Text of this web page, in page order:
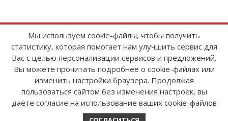
Copyright © 2008-2026FinanceTimes
Зарегистрировано в Роскомнадзоре
Свидетельство о регистрации СМИ:
серия Эл № ФС77-86300 от 10 ноября 2023 г
Мы используем cookie-файлы, чтобы получить
статистику, которая помогает нам улучшить сервис для
Вас с целью персонализации сервисов и предложений.
Вы можете прочитать подробнее о cookie-файлах или
изменить настройки браузера. Продолжая
пользоваться сайтом без изменения настроек, вы
даёте согласие на использование ваших cookie-файлов